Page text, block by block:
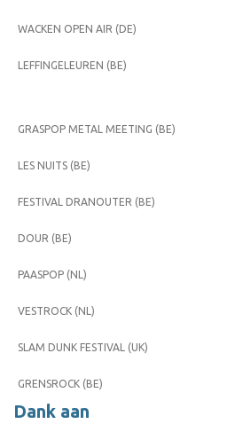
WACKEN OPEN AIR (DE)
LEFFINGELEUREN (BE)
GRASPOP METAL MEETING (BE)
LES NUITS (BE)
FESTIVAL DRANOUTER (BE)
DOUR (BE)
PAASPOP (NL)
VESTROCK (NL)
SLAM DUNK FESTIVAL (UK)
GRENSROCK (BE)
Dank aan